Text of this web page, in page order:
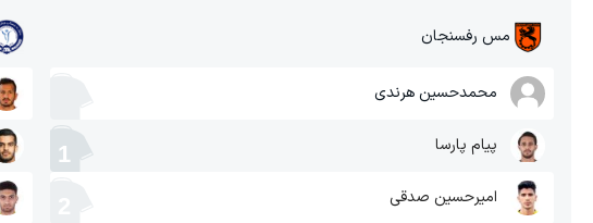
مس رفسنجان
محمدحسین هرندی
پیام پارسا 1
امیرحسین صدقی